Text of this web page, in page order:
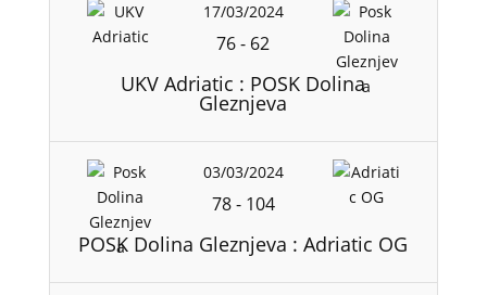
17/03/2024
76- 62
UKV Adriatic : POSK Dolina
Gleznjeva
03/03/2024
78- 104
POSK Dolina Gleznjeva : Adriatic OG